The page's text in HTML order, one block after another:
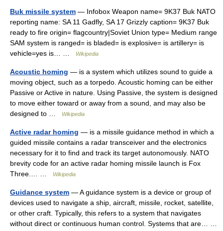
Buk missile system — Infobox Weapon name= 9K37 Buk NATO
reporting name: SA 11 Gadfly, SA 17 Grizzly caption= 9K37 Buk
ready to fire origin= flagcountry|Soviet Union type= Medium range
SAM system is ranged= is bladed= is explosive= is artillery= is
vehicle=yes is… …
Wikipedia
Acoustic homing — is a system which utilizes sound to guide a
moving object, such as a torpedo. Acoustic homing can be either
Passive or Active in nature. Using Passive, the system is designed
to move either toward or away from a sound, and may also be
designed to …
Wikipedia
Active radar homing — is a missile guidance method in which a
guided missile contains a radar transceiver and the electronics
necessary for it to find and track its target autonomously. NATO
brevity code for an active radar homing missile launch is Fox
Three.… …
Wikipedia
Guidance system — A guidance system is a device or group of
devices used to navigate a ship, aircraft, missile, rocket, satellite,
or other craft. Typically, this refers to a system that navigates
without direct or continuous human control. Systems that are… …